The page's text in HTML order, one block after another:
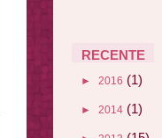
RECENTE
► 2016 (1)
► 2014 (1)